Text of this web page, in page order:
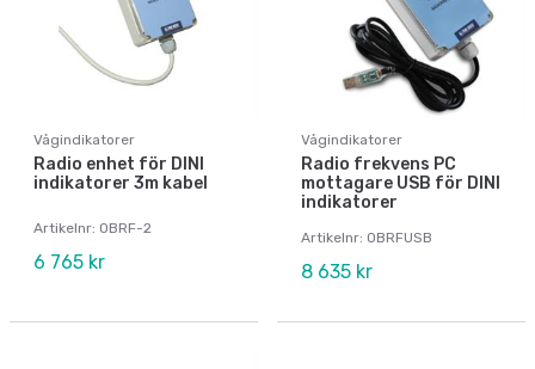
Vågindikatorer
Radio enhet för DINI
indikatorer 3m kabel
Artikelnr: OBRF-2
6 765 kr
Vågindikatorer
Radio frekvens PC
mottagare USB för DINI
indikatorer
Artikelnr: OBRFUSB
8 635 kr